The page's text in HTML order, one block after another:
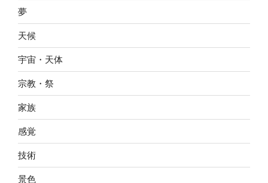
夢
天候
宇宙・天体
宗教・祭
家族
感覚
技術
景色